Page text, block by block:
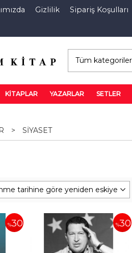
Gizlilik Sipariş Koşulları
KİTAPLAR YAZARLAR SETLER
> SİYASET
%30 %30